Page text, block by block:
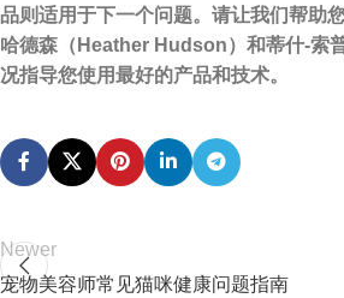
品则适用于下一个问题。请让我们帮助
哈德森（Heather Hudson）和蒂什-索
况指导您使用最好的产品和技术。
Newer
宠物美容师常见猫咪健康问题指南